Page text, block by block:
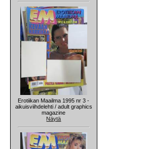
Erotiikan Maailma 1995 nr 3 -
aikuisviihdelehti / adult graphics
magazine
Näytä